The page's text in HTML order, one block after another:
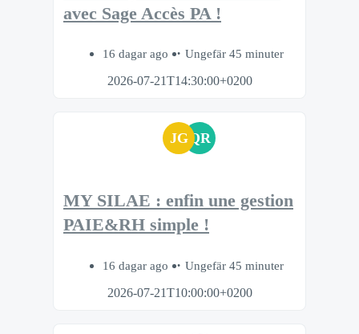
avec Sage Accès PA !
16 dagar ago
Ungefär 45 minuter
2026-07-21T14:30:00+0200
JG QR
MY SILAE : enfin une gestion
PAIE&RH simple !
16 dagar ago
Ungefär 45 minuter
2026-07-21T10:00:00+0200